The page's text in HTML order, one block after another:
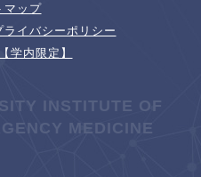
マップ
イバシーポリシー
学内限定】
INSTITUTE OF
MEDICINE